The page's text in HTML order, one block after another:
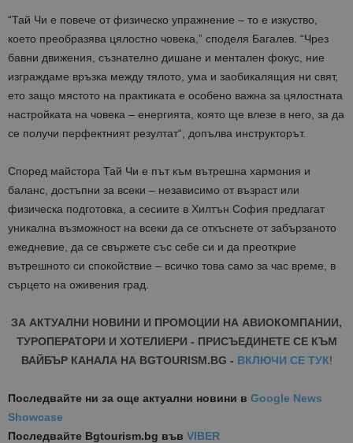
“Тай Чи е повече от физическо упражнение – то е изкуство,
което преобразява цялостно човека,” споделя Багалев. “Чрез
бавни движения, съзнателно дишане и ментален фокус, ние
изграждаме връзка между тялото, ума и заобикалящия ни свят,
ето защо мястото на практиката е особено важна за цялостната
настройката на човека – енергията, която ще влезе в него , за да
се получи перфектният резултат“, допълва инструкторът.
Според майстора Тай Чи е път към вътрешна хармония и
баланс, достъпни за всеки – независимо от възраст или
физическа подготовка , а сесиите в Хилтън София предлагат
уникална възможност на всеки да се откъснете от забързаното
ежедневие, да се свържете със себе си и да преоткрие
вътрешното си спокойствие – всичко това само за час време, в
сърцето на оживения град
ЗА АКТУАЛНИ НОВИНИ И ПРОМОЦИИ НА АВИОКОМПАНИИ,
ТУРОПЕРАТОРИ И ХОТЕЛИЕРИ - ПРИСЪЕДИНЕТЕ СЕ КЪМ
ВАЙБЪР КАНАЛА НА BGTOURISM.BG - ВКЛЮЧИ СЕ ТУК!
Последвайте ни за още актуални новини в Google News
Showcase
Последвайте Bgtourism.bg във VIBER